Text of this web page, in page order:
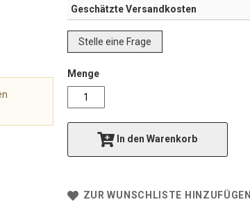
Geschätzte Versandkosten
Stelle eine Frage
Menge
In den Warenkorb
ZUR WUNSCHLISTE HINZUFÜGEN